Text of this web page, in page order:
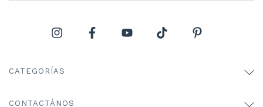
CATEGORÍAS
CONTACTÁNOS